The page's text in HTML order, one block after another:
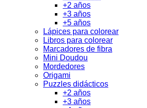
+2 años
+3 años
+5 años
Lápices para colorear
Libros para colorear
Marcadores de fibra
Mini Doudou
Mordedores
Origami
Puzzles didácticos
+2 años
+3 años